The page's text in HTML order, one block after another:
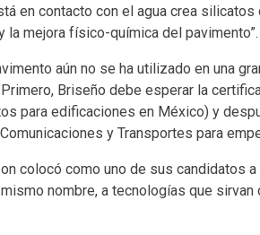
en contacto con el agua crea
la mejora físico-química del pavimento”.
aún no se ha utilizado en una
Briseño debe esperar la
para edificaciones en México) y
y Transportes para
colocó como uno de sus candidatos
nombre, a tecnologías que